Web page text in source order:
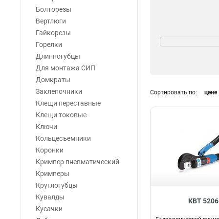
Болторезы
Вертлюги
Гайкорезы
Горелки
Длинногубцы
Для монтажа СИП
Домкраты
Заклепочники
Клещи переставные
Клещи токовые
Ключи
Кольцесъемники
Коронки
Кримпер пневматический
Кримперы
Круглогубцы
Кувалды
Кусачки
630мм2 1
100мм2
120мм2 3
Сортировать по: цене
КВТ